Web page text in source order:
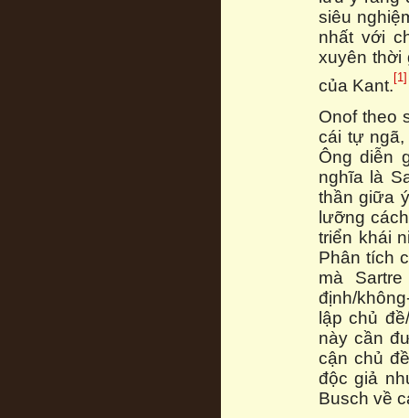
siêu
nhất với
xuyên thời
của Kant. [1]
Onof theo
cái tự
Ông diễn
nghĩa là
thần giữa
lưỡng
triển khái
Phân tích
mà
định/
lập chủ
này cần
cận chủ
độc giả
Busch về